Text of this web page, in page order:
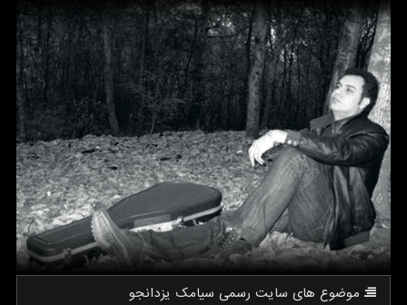
موضوع های سایت رسمی سیامك یزدانجو